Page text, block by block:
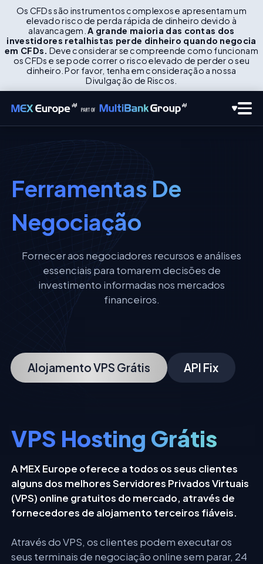
Os CFDs são instrumentos complexos e apresentam um
elevado risco de perda rápida de dinheiro devido à
alavancagem. A grande maioria das contas dos
investidores retalhistas perde dinheiro quando negocia
em CFDs. Deve considerar se compreende como funcionam
os CFDs e se pode correr o risco elevado de perder o seu
dinheiro. Por favor, tenha em consideração a nossa
Divulgação de Riscos.
Ferramentas De
Negociação
Fornecer aos negociadores recursos e análises
essenciais para tomarem decisões de
investimento informadas nos mercados
financeiros.
Alojamento VPS Grátis API Fix
VPS Hosting Grátis
A MEX Europe oferece a todos os seus clientes
alguns dos melhores Servidores Privados Virtuais
(VPS) online gratuitos do mercado, através de
fornecedores de alojamento terceiros fiáveis.
Através do VPS, os clientes podem executar os
seus terminais de negociação online sem parar, 24